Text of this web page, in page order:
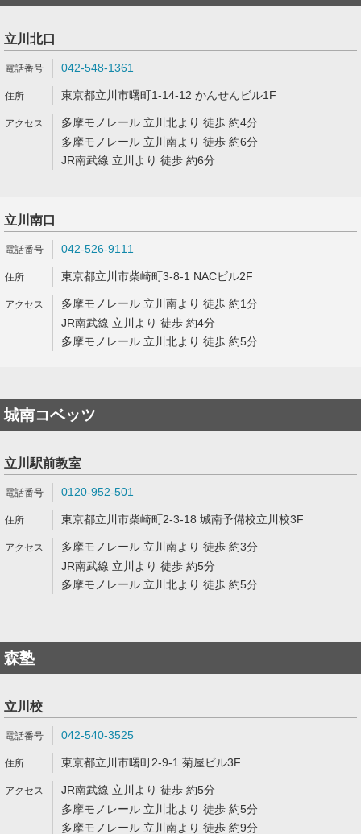
立川北口
042-548-1361
東京都立川市曙町1-14-12 かんせんビル1F
多摩モノレール 立川北より 徒歩 約4分
多摩モノレール 立川南より 徒歩 約6分
JR南武線 立川より 徒歩 約6分
立川南口
042-526-9111
東京都立川市柴崎町3-8-1 NACビル2F
多摩モノレール 立川南より 徒歩 約1分
JR南武線 立川より 徒歩 約4分
多摩モノレール 立川北より 徒歩 約5分
城南コベッツ
立川駅前教室
0120-952-501
東京都立川市柴崎町2-3-18 城南予備校立川校3F
多摩モノレール 立川南より 徒歩 約3分
JR南武線 立川より 徒歩 約5分
多摩モノレール 立川北より 徒歩 約5分
森塾
立川校
042-540-3525
東京都立川市曙町2-9-1 菊屋ビル3F
JR南武線 立川より 徒歩 約5分
多摩モノレール 立川北より 徒歩 約5分
多摩モノレール 立川南より 徒歩 約9分